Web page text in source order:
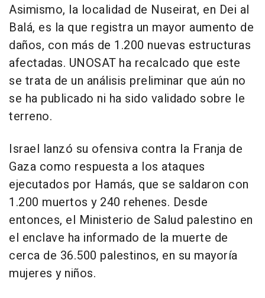
Asimismo, la localidad de Nuseirat, en Dei al
Balá, es la que registra un mayor aumento de
daños, con más de 1.200 nuevas estructuras
afectadas. UNOSAT ha recalcado que este
se trata de un análisis preliminar que aún no
se ha publicado ni ha sido validado sobre le
terreno.
Israel lanzó su ofensiva contra la Franja de
Gaza como respuesta a los ataques
ejecutados por Hamás, que se saldaron con
1.200 muertos y 240 rehenes. Desde
entonces, el Ministerio de Salud palestino en
el enclave ha informado de la muerte de
cerca de 36.500 palestinos, en su mayoría
mujeres y niños.